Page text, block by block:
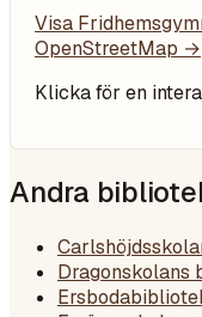
Visa
OpenStreetMap →
Klicka för en
Andra
Dragonskolans